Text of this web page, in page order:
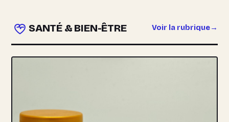
SANTÉ & BIEN-ÊTRE Voir la rubrique